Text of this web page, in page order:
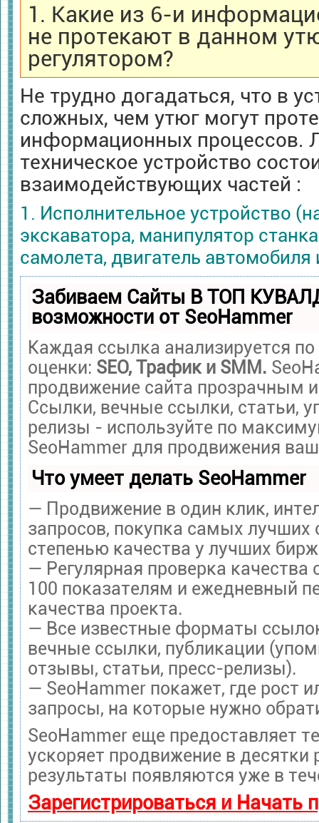
1. Какие из 6-и
не протекают в данном
регулятором?
Не трудно догадаться, что в
сложных, чем утюг могут
информационных процессов.
техническое устройство
взаимодействующих частей :
1. Исполнительное устройство
экскаватора, манипулятор
самолета, двигатель автомобиля
Забиваем Сайты В ТОП
возможности от SeoHammer
Каждая ссылка анализируется
оценки: SEO, Трафик и SMM.
продвижение сайта прозрачным
Ссылки, вечные ссылки, статьи,
релизы - используйте по
SeoHammer для продвижения
Что умеет делать SeoHammer
— Продвижение в один клик,
запросов, покупка самых
степенью качества у лучших
— Регулярная проверка качества
100 показателям и ежедневный
качества проекта.
— Все известные форматы
вечные ссылки, публикации
отзывы, статьи, пресс-релизы).
— SeoHammer покажет, где рост
запросы, на которые нужно
SeoHammer еще предоставляет
ускоряет продвижение в десятки
результаты появляются уже в
Зарегистрироваться и Начать